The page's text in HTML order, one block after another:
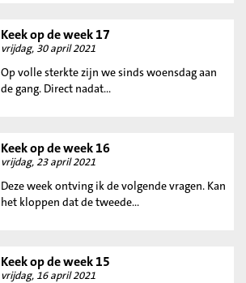
Keek op de week 17
vrijdag, 30 april 2021
Op volle sterkte zijn we sinds woensdag aan
de gang. Direct nadat...
Keek op de week 16
vrijdag, 23 april 2021
Deze week ontving ik de volgende vragen. Kan
het kloppen dat de tweede...
Keek op de week 15
vrijdag, 16 april 2021